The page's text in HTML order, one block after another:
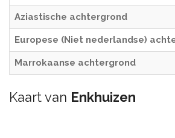
Aziastische achtergrond
Europese (Niet nederlandse)
Marrokaanse achtergrond
Kaart van Enkhuizen